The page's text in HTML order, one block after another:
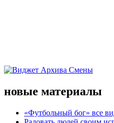
новые материалы
«Футбольный бог» все